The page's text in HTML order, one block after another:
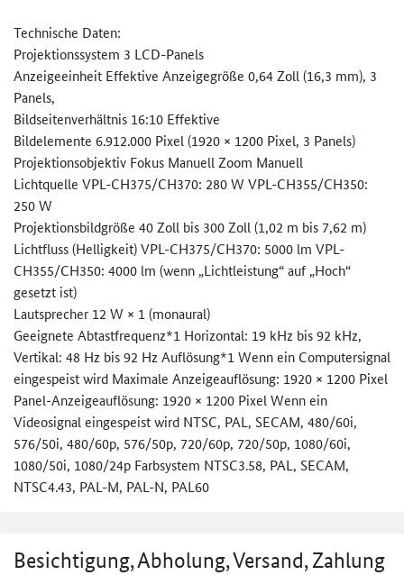
Technische Daten:
Projektionssystem 3 LCD-Panels
Anzeigeeinheit Effektive Anzeigegröße 0,64 Zoll (16,3 mm), 3
Panels,
Bildseitenverhältnis 16:10 Effektive
Bildelemente 6.912.000 Pixel (1920 × 1200 Pixel, 3 Panels)
Projektionsobjektiv Fokus Manuell Zoom Manuell
Lichtquelle VPL-CH375/CH370: 280 W VPL-CH355/CH350:
250 W
Projektionsbildgröße 40 Zoll bis 300 Zoll (1,02 m bis 7,62 m)
Lichtfluss (Helligkeit) VPL-CH375/CH370: 5000 lm VPL-
CH355/CH350: 4000 lm (wenn „Lichtleistung“ auf „Hoch“
gesetzt ist)
Lautsprecher 12 W × 1 (monaural)
Geeignete Abtastfrequenz*1 Horizontal: 19 kHz bis 92 kHz,
Vertikal: 48 Hz bis 92 Hz Auflösung*1 Wenn ein Computersignal
eingespeist wird Maximale Anzeigeauflösung: 1920 × 1200 Pixel
Panel-Anzeigeauflösung: 1920 × 1200 Pixel Wenn ein
Videosignal eingespeist wird NTSC, PAL, SECAM, 480/60i,
576/50i, 480/60p, 576/50p, 720/60p, 720/50p, 1080/60i,
1080/50i, 1080/24p Farbsystem NTSC3.58, PAL, SECAM,
NTSC4.43, PAL-M, PAL-N, PAL60
Besichtigung, Abholung, Versand, Zahlung